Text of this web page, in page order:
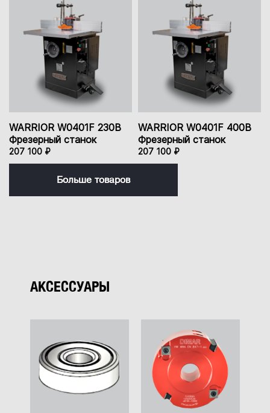
WARRIOR W0401F 230В
Фрезерный станок
207 100 ₽
WARRIOR W0401F 400В
Фрезерный станок
207 100 ₽
Больше товаров
АКСЕССУАРЫ